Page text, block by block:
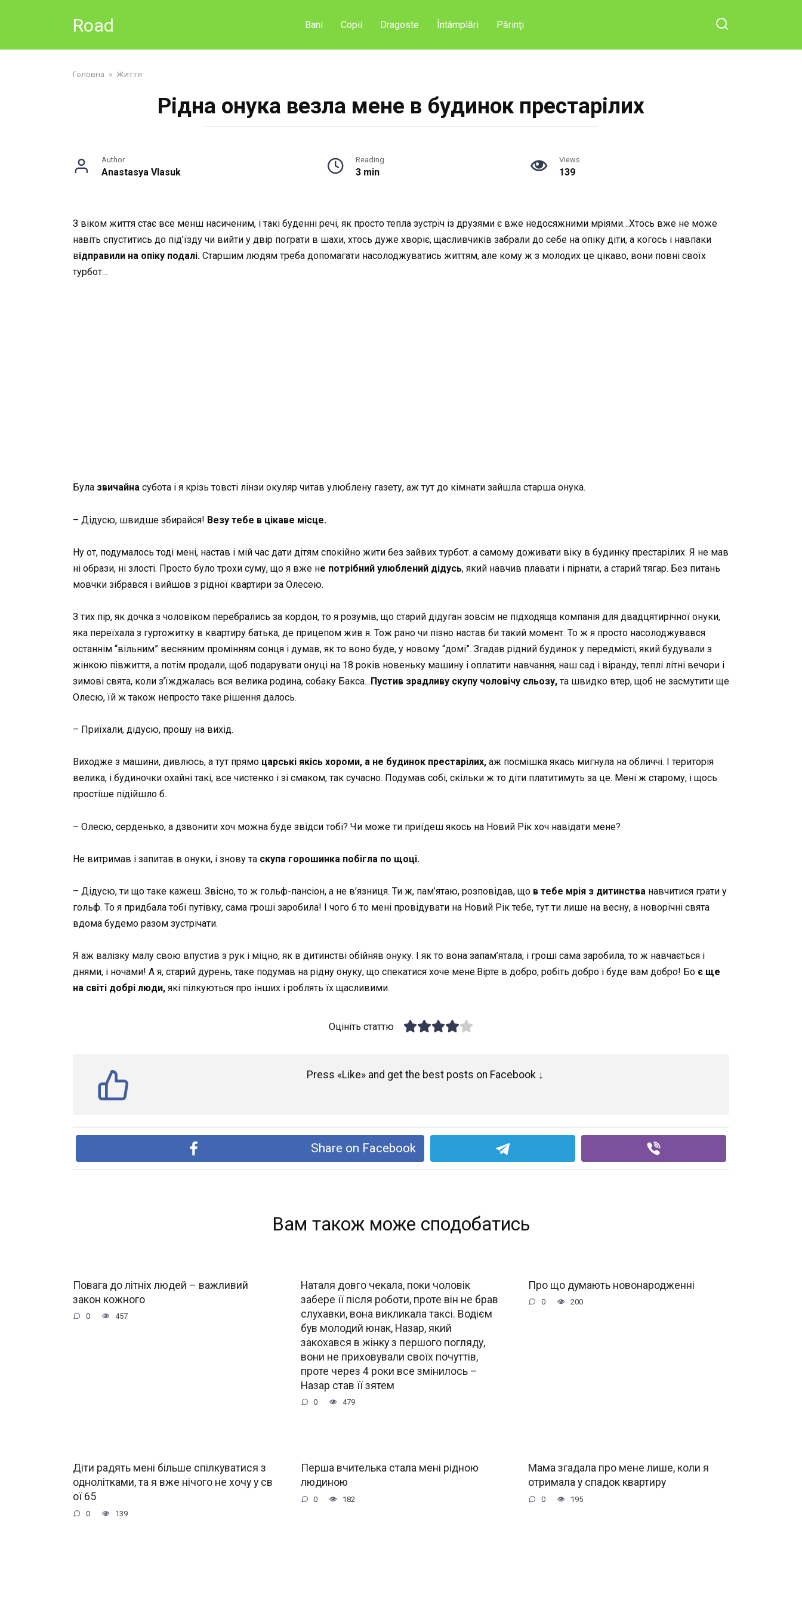
Road Bani Copii Dragoste Întâmplări Părinţi
Головна » Життя
Рідна онука везла мене в будинок престарілих
Author
Anastasya Vlasuk
Reading
3 min
Views
139
З віком життя стає все менш насиченим, і такі буденні речі, як просто тепла зустріч із друзями є вже недосяжними мріями…Хтось вже не може
навіть спуститись до під’їзду чи вийти у двір пограти в шахи, хтось дуже хворіє, щасливчиків забрали до себе на опіку діти, а когось і навпаки
відправили на опіку подалі. Старшим людям треба допомагати насолоджуватись життям, але кому ж з молодих це цікаво, вони повні своїх
турбот…
Була звичайна субота і я крізь товсті лінзи окуляр читав улюблену газету, аж тут до кімнати зайшла старша онука.
– Дідусю, швидше збирайся! Везу тебе в цікаве місце.
Ну от, подумалось тоді мені, настав і мій час дати дітям спокійно жити без зайвих турбот. а самому доживати віку в будинку престарілих. Я не мав
ні образи, ні злості. Просто було трохи суму, що я вже не потрібний улюблений дідусь, який навчив плавати і пірнати, а старий тягар. Без питань
мовчки зібрався і вийшов з рідної квартири за Олесею.
З тих пір, як дочка з чоловіком перебрались за кордон, то я розумів, що старий дідуган зовсім не підходяща компанія для двадцятирічної онуки,
яка переїхала з гуртожитку в квартиру батька, де прицепом жив я. Тож рано чи пізно настав би такий момент. То ж я просто насолоджувався
останнім “вільним” весняним промінням сонця і думав, як то воно буде, у новому “домі”. Згадав рідний будинок у передмісті, який будували з
жінкою півжиття, а потім продали, щоб подарувати онуці на 18 років новеньку машину і оплатити навчання, наш сад і віранду, теплі літні вечори і
зимові свята, коли з’їжджалась вся велика родина, собаку Бакса…Пустив зрадливу скупу чоловічу сльозу, та швидко втер, щоб не засмутити ще
Олесю, їй ж також непросто таке рішення далось.
– Приїхали, дідусю, прошу на вихід.
Виходже з машини, дивлюсь, а тут прямо царські якісь хороми, а не будинок престарілих, аж посмішка якась мигнула на обличчі. І територія
велика, і будиночки охайні такі, все чистенкo і зі смаком, так сучасно. Подумав собі, скільки ж то діти платитимуть за це. Мені ж старому, і щось
простіше підійшло б.
– Олесю, серденько, а дзвонити хоч можна буде звідси тобі? Чи може ти приїдеш якось на Новий Рік хоч навідати мене?
Не витримав і запитав в онуки, і знову та скупа горошинка побігла по щоці.
– Дідусю, ти що таке кажеш. Звісно, то ж гольф-пансіон, а не в’язниця. Ти ж, пам’ятаю, розповідав, що в тебе мрія з дитинства навчитися грати у
гольф. То я придбала тобі путівку, сама гроші заробила! І чого б то мені провідувати на Новий Рік тебе, тут ти лише на весну, а новорічні свята
вдома будемо разом зустрічати.
Я аж валізку малу свою впустив з рук і міцно, як в дитинстві обійняв онуку. І як то вона запам’ятала, і гроші сама заробила, то ж навчається і
днями, і ночами! А я, старий дурень, таке подумав на рідну онуку, що спекатися хоче мене.Вірте в добро, робіть добро і буде вам добро! Бо є ще
на світі добрі люди, які пілкуються про інших і роблять їх щасливими.
Оцініть статтю
Press «Like» and get the best posts on Facebook ↓
Share on Facebook
Вам також може сподобатись
Повага до літніх людей – важливий
закон кожного
0 457
Наталя довго чекала, поки чоловік
забере її після роботи, проте він не брав
слухавки, вона викликала таксі. Водієм
був молодий юнак, Назар, який
закохався в жінку з першого погляду,
вони не приховували своїх почуттів,
проте через 4 роки все змінилось –
Назар став її зятем
0 479
Про що думають новонародженні
0 200
Діти радять мені більше спілкуватися з
однолітками, та я вже нічого не хочу у св
ої 65
0 139
Перша вчителька стала мені рідною
людиною
0 182
Мама згадала про мене лише, коли я
отримала у спадок квартиру
0 195